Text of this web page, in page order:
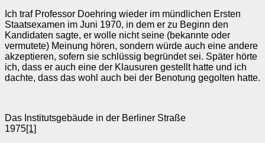
Ich traf Professor Doehring wieder im mündlichen Ersten
Staatsexamen im Juni 1970, in dem er zu Beginn den
Kandidaten sagte, er wolle nicht seine (bekannte oder
vermutete) Meinung hören, sondern würde auch eine andere
akzeptieren, sofern sie schlüssig begründet sei. Später hörte
ich, dass er auch eine der Klausuren gestellt hatte und ich
dachte, dass das wohl auch bei der Benotung gegolten hatte.
Das Institutsgebäude in der Berliner Straße
1975[1]